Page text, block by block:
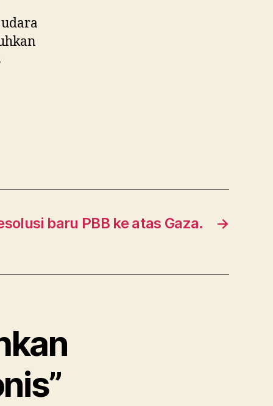
→
baru PBB ke atas Gaza.